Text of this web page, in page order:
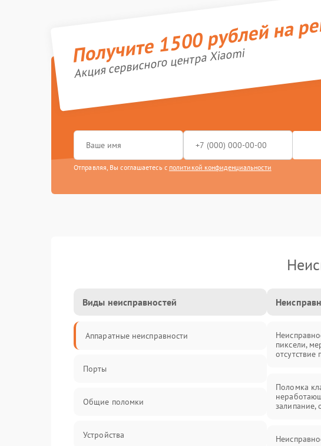
Получите 1500 рублей на
Акция сервисного центра Xiaomi
Отправляя, Вы соглашаетесь с политикой конфиденциальности
Виды неисправностей
Аппаратные неисправности
Порты
Общие поломки
Устройства
пиксели,
отсутствие
Поломка
залипание,